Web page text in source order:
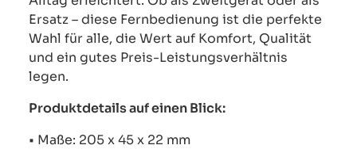
Ersatz – diese Fernbedienung ist die perfekte
Wahl für alle, die Wert auf Komfort, Qualität
und ein gutes Preis-Leistungsverhältnis
legen.
Produktdetails auf einen Blick:
• Maße: 205 x 45 x 22 mm